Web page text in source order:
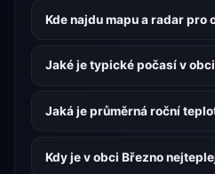
Kde najdu mapu a radar pro
Jaké je typické počasí v
Jaká je průměrná roční
Kdy je v obci Březno